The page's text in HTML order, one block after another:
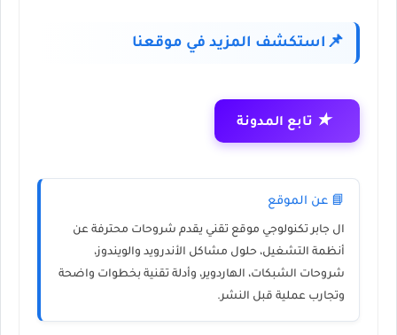
📌 استكشف المزيد في موقعنا
★ تابع المدونة
📘 عن الموقع
ال جابر تكنولوجي موقع تقني يقدم شروحات محترفة عن
أنظمة التشغيل، حلول مشاكل الأندرويد والويندوز،
شروحات الشبكات، الهاردوير، وأدلة تقنية بخطوات واضحة
وتجارب عملية قبل النشر.